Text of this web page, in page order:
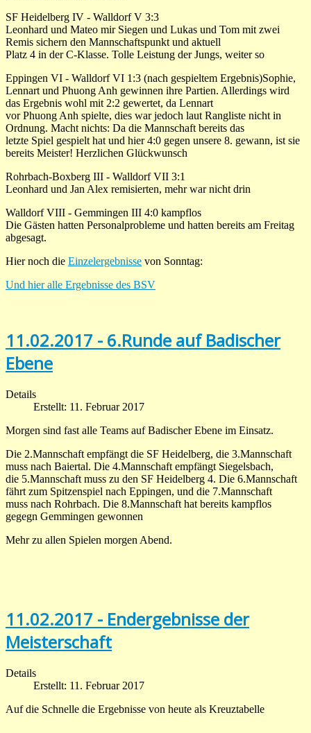
SF Heidelberg IV - Walldorf V 3:3
Leonhard und Mateo mir Siegen und Lukas und Tom mit zwei
Remis sichern den Mannschaftspunkt und aktuell
Platz 4 in der C-Klasse. Tolle Leistung der Jungs, weiter so
Eppingen VI - Walldorf VI 1:3 (nach gespieltem Ergebnis)Sophie,
Lennart und Phuong Anh gewinnen ihre Partien. Allerdings wird
das Ergebnis wohl mit 2:2 gewertet, da Lennart
vor Phuong Anh spielte, dies war jedoch laut Rangliste nicht in
Ordnung. Macht nichts: Da die Mannschaft bereits das
letzte Spiel gespielt hat und hier 4:0 gegen unsere 8. gewann, ist sie
bereits Meister! Herzlichen Glückwunsch
Rohrbach-Boxberg III - Walldorf VII 3:1
Leonhard und Jan Alex remisierten, mehr war nicht drin
Walldorf VIII - Gemmingen III 4:0 kampflos
Die Gästen hatten Personalprobleme und hatten bereits am Freitag
abgesagt.
Hier noch die Einzelergebnisse von Sonntag:
Und hier alle Ergebnisse des BSV
11.02.2017 - 6.Runde auf Badischer
Ebene
Details
Erstellt: 11. Februar 2017
Morgen sind fast alle Teams auf Badischer Ebene im Einsatz.
Die 2.Mannschaft empfängt die SF Heidelberg, die 3.Mannschaft
muss nach Baiertal. Die 4.Mannschaft empfängt Siegelsbach,
die 5.Mannschaft muss zu den SF Heidelberg 4. Die 6.Mannschaft
fährt zum Spitzenspiel nach Eppingen, und die 7.Mannschaft
muss nach Rohrbach. Die 8.Mannschaft hat bereits kampflos
gegegn Gemmingen gewonnen
Mehr zu allen Spielen morgen Abend.
11.02.2017 - Endergebnisse der
Meisterschaft
Details
Erstellt: 11. Februar 2017
Auf die Schnelle die Ergebnisse von heute als Kreuztabelle